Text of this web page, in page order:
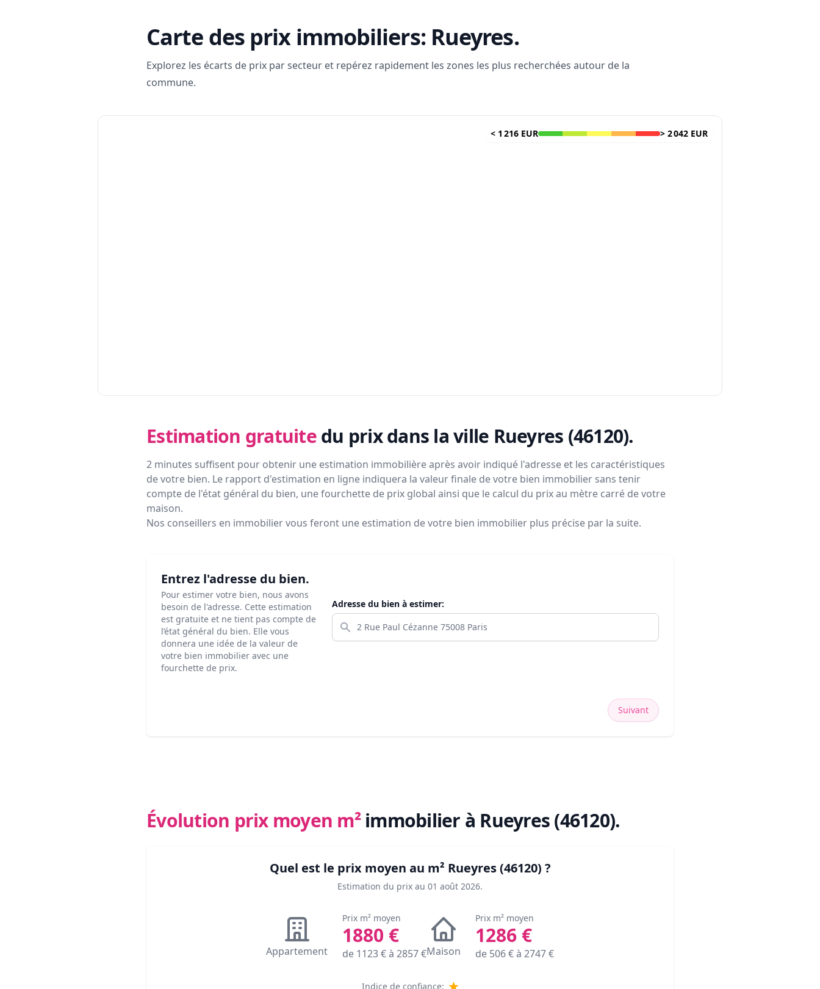
Carte des prix immobiliers: Rueyres.
Explorez les écarts de prix par secteur et repérez rapidement les zones les plus recherchées autour de la
commune.
< 1 216 EUR > 2 042 EUR
Estimation gratuite du prixdans la ville Rueyres (46120).
2 minutes suffisent pour obtenir une estimation immobilière après avoir indiqué l'adresse et les caractéristiques
de votre bien. Le rapport d'estimation en ligne indiquera la valeur finale de votre bien immobilier sans tenir
compte de l'état général du bien, une fourchette de prix global ainsi que le calcul du prix au mètre carré de votre
maison.
Nos conseillers en immobilier vous feront une estimation de votre bien immobilier plus précise par la suite.
Entrez l'adresse du bien.
Pour estimer votre bien, nous avons
besoin de l'adresse. Cette estimation
est gratuite et ne tient pas compte de
l’état général du bien. Elle vous
donnera une idée de la valeur de
votre bien immobilier avec une
fourchette de prix.
Adresse du bien à estimer:
Suivant
Évolution prix moyen m² immobilier à Rueyres (46120).
Quel est le prix moyen au m² Rueyres (46120) ?
Estimation du prix au 01 août 2026.
Appartement
Prix m² moyen
1880 €
de 1123€ à 2857€Maison
Prix m² moyen
1286 €
de 506€ à 2747€
Indice de confiance: